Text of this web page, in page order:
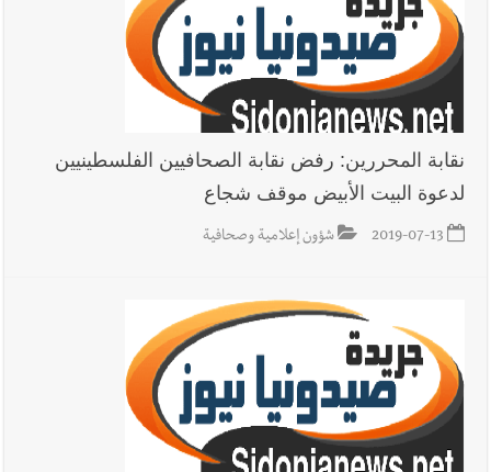
نقابة المحررين: رفض نقابة الصحافيين الفلسطينيين
لدعوة البيت الأبيض موقف شجاع
2019-07-13 شؤون إعلامية وصحافية